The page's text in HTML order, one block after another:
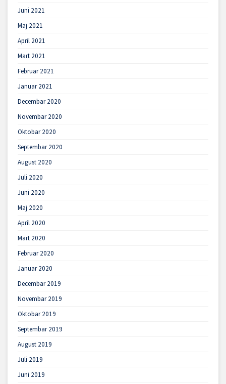
Juni 2021
Maj 2021
April 2021
Mart 2021
Februar 2021
Januar 2021
Decembar 2020
Novembar 2020
Oktobar 2020
Septembar 2020
August 2020
Juli 2020
Juni 2020
Maj 2020
April 2020
Mart 2020
Februar 2020
Januar 2020
Decembar 2019
Novembar 2019
Oktobar 2019
Septembar 2019
August 2019
Juli 2019
Juni 2019